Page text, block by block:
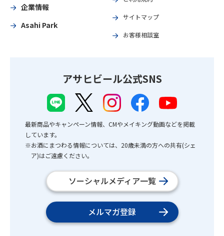
企業情報
Asahi Park
サイトマップ
お客様相談室
アサヒビール公式SNS
最新商品やキャンペーン情報、CMやメイキング動画などを掲載
しています。
※お酒にまつわる情報については、20歳未満の方への共有(シェ
ア)はご遠慮ください。
ソーシャルメディア一覧
メルマガ登録